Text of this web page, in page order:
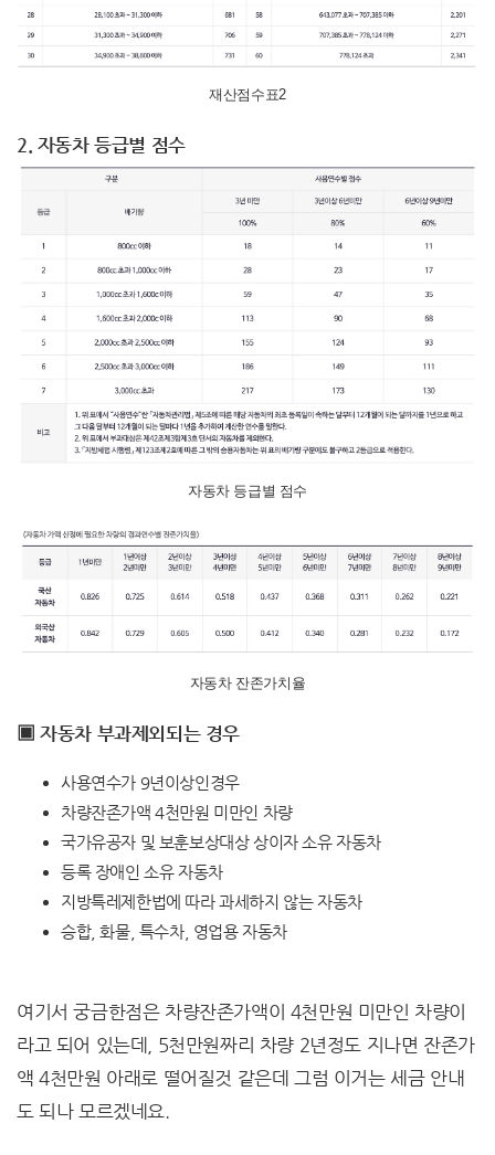
재산점수표2
2. 자동차 등급별 점수
자동차 등급별 점수
자동차 잔존가치율
▣ 자동차 부과제외되는 경우
사용연수가 9년이상인경우
차량잔존가액 4천만원 미만인 차량
국가유공자 및 보훈보상대상 상이자 소유 자동차
등록 장애인 소유 자동차
지방특레제한법에 따라 과세하지 않는 자동차
승합, 화물, 특수차, 영업용 자동차
여기서 궁금한점은 차량잔존가액이 4천만원 미만인 차량이
라고 되어 있는데, 5천만원짜리 차량 2년정도 지나면 잔존가
액 4천만원 아래로 떨어질것 같은데 그럼 이거는 세금 안내
도 되나 모르겠네요.